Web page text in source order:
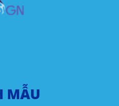
MẪU